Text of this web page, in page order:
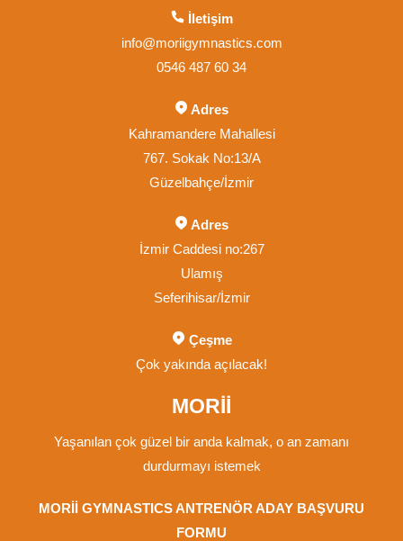
İletişim
info@moriigymnastics.com
0546 487 60 34
Adres
Kahramandere Mahallesi
767. Sokak No:13/A
Güzelbahçe/İzmir
Adres
İzmir Caddesi no:267
Ulamış
Seferihisar/İzmir
Çeşme
Çok yakında açılacak!
MORİİ
Yaşanılan çok güzel bir anda kalmak, o an zamanı
durdurmayı istemek
MORİİ GYMNASTICS ANTRENÖR ADAY BAŞVURU
FORMU